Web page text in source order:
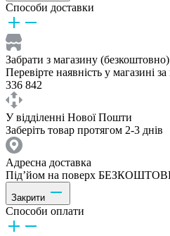
Способи доставки
Забрати з магазину (безкоштовно)
Перевірте наявність у магазині
336 842
У відділенні Нової Пошти
Заберіть товар протягом 2-3 днів
Адресна доставка
Під’йом на поверх
Закрити
Способи оплати